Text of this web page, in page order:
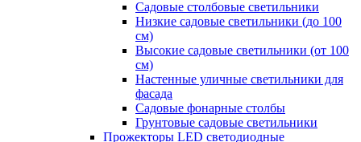
Садовые столбовые светильники
Низкие садовые светильники (до 100
см)
Высокие садовые светильники (от 100
см)
Настенные уличные светильники для
фасада
Садовые фонарные столбы
Грунтовые садовые светильники
Прожекторы LED светодиодные